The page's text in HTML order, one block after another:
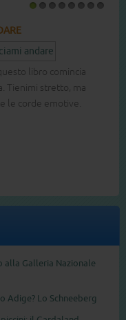
comincia
stretto, ma
emotive.
alla Galleria Nazionale
Adige? Lo Schneeberg